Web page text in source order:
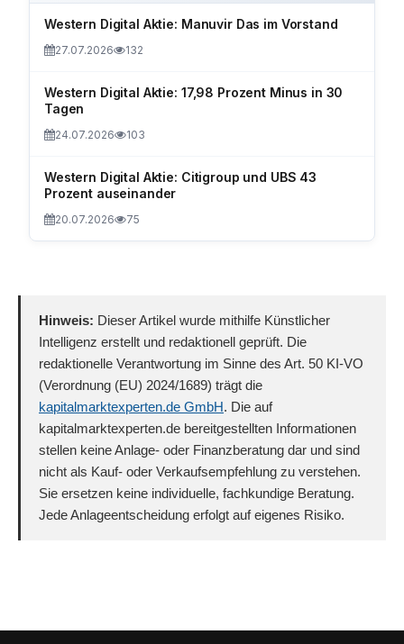
Western Digital Aktie: Manuvir Das im Vorstand
27.07.2026 132
Western Digital Aktie: 17,98 Prozent Minus in 30
Tagen
24.07.2026 103
Western Digital Aktie: Citigroup und UBS 43
Prozent auseinander
20.07.2026 75
Hinweis: Dieser Artikel wurde mithilfe Künstlicher
Intelligenz erstellt und redaktionell geprüft. Die
redaktionelle Verantwortung im Sinne des Art. 50 KI-VO
(Verordnung (EU) 2024/1689) trägt die
kapitalmarktexperten.de GmbH. Die auf
kapitalmarktexperten.de bereitgestellten Informationen
stellen keine Anlage- oder Finanzberatung dar und sind
nicht als Kauf- oder Verkaufsempfehlung zu verstehen.
Sie ersetzen keine individuelle, fachkundige Beratung.
Jede Anlageentscheidung erfolgt auf eigenes Risiko.